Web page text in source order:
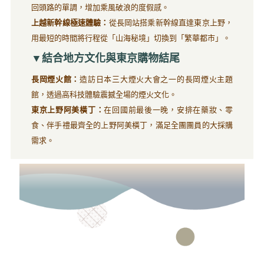
回頭路的單調，增加乘風破浪的度假感。
上越新幹線極速體驗： 從長岡站搭乘新幹線直達東京上野，
用最短的時間將行程從「山海秘境」切換到「繁華都市」。
▼結合地方文化與東京購物結尾
長岡煙火館：造訪日本三大煙火大會之一的長岡煙火主題
館，透過高科技體驗震撼全場的煙火文化。
東京上野阿美橫丁：在回國前最後一晚，安排在藥妝、零
食、伴手禮最齊全的上野阿美橫丁，滿足全團團員的大採購
需求。